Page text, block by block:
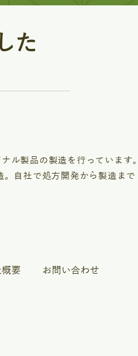
た
ル製品の製造を行っています。
自社で処方開発から製造まで
要 お問い合わせ